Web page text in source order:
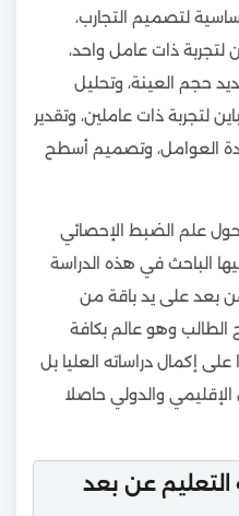
لتصميم التجارب،
لتجربة ذات عامل واحد،
حجم العينة، وتحليل
لتجربة ذات عاملين، وتقدير
العوامل، وتصميم أسطح
علم الضبط الإحصائي
الباحث في هذه الدراسة
بعد على يد باقة من
الطالب وهو عالم بكافة
إكمال دراساته العليا بل
والدولي حاصلا
التعليم عن بعد